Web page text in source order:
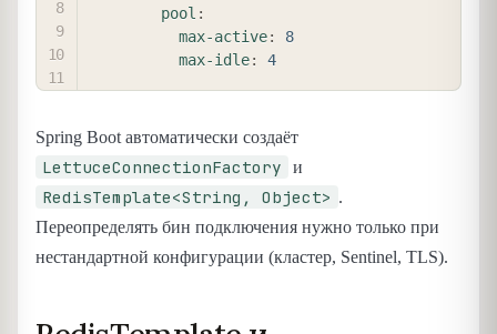
pool :
max-active:
8
max-idle: 4
Spring Boot автоматически создаёт
LettuceConnectionFactory и
RedisTemplate<String, Object> .
Переопределять бин подключения нужно только при
нестандартной конфигурации (кластер, Sentinel, TLS).